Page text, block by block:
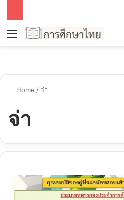
Menu
Home / จ่า
จ่า